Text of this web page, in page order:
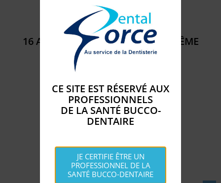
Référence
16 AUTRES PRODUITS DANS LA MÊME
CATÉGORIE :
CE SITE EST RÉSERVÉ AUX
PROFESSIONNELS
DE LA SANTÉ BUCCO-
DENTAIRE
JE CERTIFIE ÊTRE UN
PROFESSIONNEL DE LA
SANTÉ BUCCO-DENTAIRE